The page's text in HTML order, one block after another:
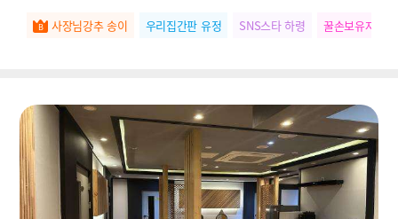
사장님강추 송이 우리집간판 유정 SNS스타 하령 꿀손보유자 다